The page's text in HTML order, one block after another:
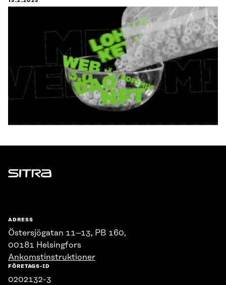
Sitra
ADRESS
Östersjögatan 11–13, PB 160,
00181 Helsingfors
Ankomstinstruktioner
FÖRETAGS-ID
0202132-3